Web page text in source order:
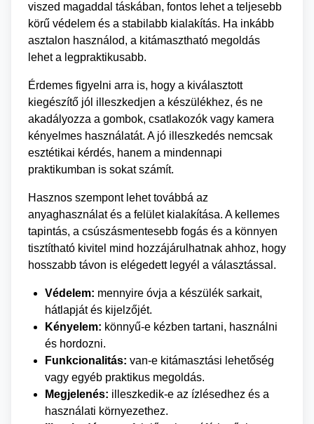
viszed magaddal táskában, fontos lehet a teljesebb
körű védelem és a stabilabb kialakítás. Ha inkább
asztalon használod, a kitámasztható megoldás
lehet a legpraktikusabb.
Érdemes figyelni arra is, hogy a kiválasztott
kiegészítő jól illeszkedjen a készülékhez, és ne
akadályozza a gombok, csatlakozók vagy kamera
kényelmes használatát. A jó illeszkedés nemcsak
esztétikai kérdés, hanem a mindennapi
praktikumban is sokat számít.
Hasznos szempont lehet továbbá az
anyaghasználat és a felület kialakítása. A kellemes
tapintás, a csúszásmentesebb fogás és a könnyen
tisztítható kivitel mind hozzájárulhatnak ahhoz, hogy
hosszabb távon is elégedett legyél a választással.
Védelem: mennyire óvja a készülék sarkait,
hátlapját és kijelzőjét.
Kényelem: könnyű-e kézben tartani, használni
és hordozni.
Funkcionalitás: van-e kitámasztási lehetőség
vagy egyéb praktikus megoldás.
Megjelenés: illeszkedik-e az ízlésedhez és a
használati környezethez.